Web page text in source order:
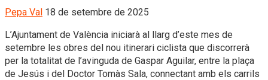
Pepa Val 18 de setembre de 2025
L’Ajuntament de València iniciarà al llarg d’este mes de
setembre les obres del nou itinerari ciclista que discorrerà
per la totalitat de l’avinguda de Gaspar Aguilar, entre la plaça
de Jesús i del Doctor Tomàs Sala, connectant amb els carrils